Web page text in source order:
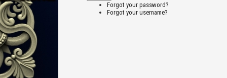
Forgot your password?
Forgot your username?